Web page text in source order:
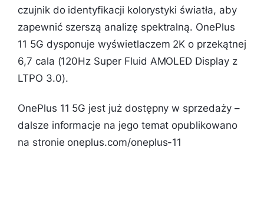
czujnik do identyfikacji kolorystyki światła, aby
zapewnić szerszą analizę spektralną. OnePlus
11 5G dysponuje wyświetlaczem 2K o przekątnej
6,7 cala (120Hz Super Fluid AMOLED Display z
LTPO 3.0).
OnePlus 11 5G jest już dostępny w sprzedaży –
dalsze informacje na jego temat opublikowano
na stronie oneplus.com/oneplus-11